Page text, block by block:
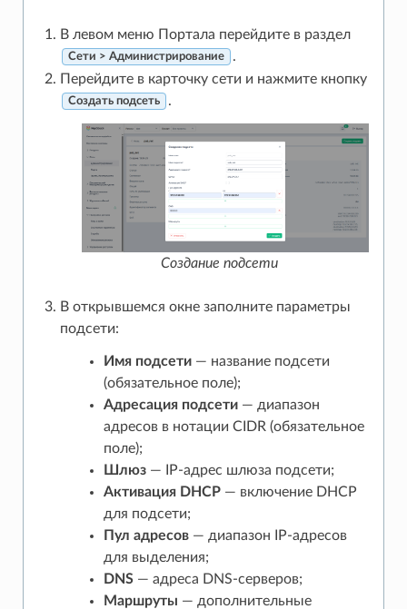
В левом меню Портала перейдите в раздел
Сети > Администрирование
.
Перейдите в карточку сети и нажмите кнопку
Создать подсеть .
Создание подсети
В открывшемся окне заполните параметры
подсети:
Имя подсети— название подсети
(обязательное поле);
Адресация подсети— диапазон
адресов в нотации CIDR (обязательное
поле);
Шлюз— IP-адрес шлюза подсети;
Активация DHCP— включение DHCP
для подсети;
Пул адресов— диапазон IP-адресов
для выделения;
DNS— адреса DNS-серверов;
Маршруты — дополнительные